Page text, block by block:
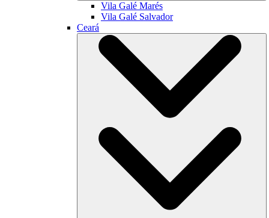
Vila Galé Marés
Vila Galé Salvador
Ceará